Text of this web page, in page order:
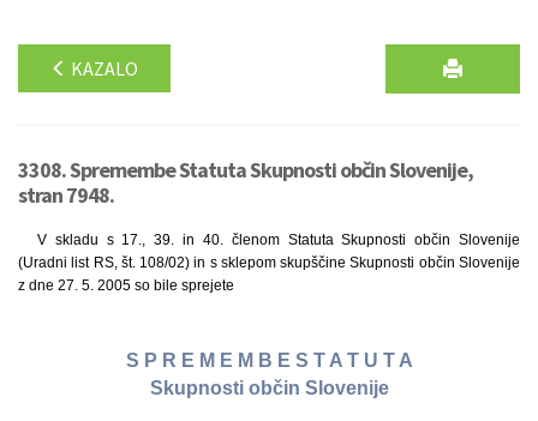
KAZALO
3308. Spremembe Statuta Skupnosti občin Slovenije,
stran 7948.
V skladu s 17., 39. in 40. členom Statuta Skupnosti občin Slovenije
(Uradni list RS, št. 108/02) in s sklepom skupščine Skupnosti občin Slovenije
z dne 27. 5. 2005 so bile sprejete
S P R E M E M B E S T A T U T A
Skupnosti občin Slovenije